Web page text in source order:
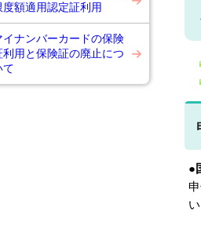
度額適用認定証利用
イナンバーカードの保険
利用と保険証の廃止につ
て
●